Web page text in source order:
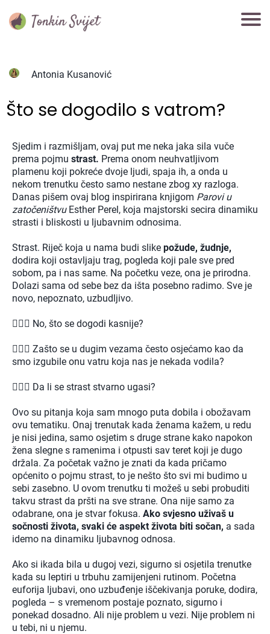
Antonia Kusanović
Što se dogodilo s vatrom?
Sjedim i razmišljam, ovaj put me neka jaka sila vuče
prema pojmu strast. Prema onom neuhvatljivom
plamenu koji pokreće dvoje ljudi, spaja ih, a onda u
nekom trenutku često samo nestane zbog xy razloga.
Danas pišem ovaj blog inspirirana knjigom Parovi u
zatočeništvuEsther Perel, koja majstorski secira dinamiku
strasti i bliskosti u ljubavnim odnosima.
Strast. Riječ koja u nama budi slike požude, žudnje,
dodira koji ostavljaju trag, pogleda koji pale sve pred
sobom, pa i nas same. Na početku veze, ona je prirodna.
Dolazi sama od sebe bez da išta posebno radimo. Sve je
novo, nepoznato, uzbudljivo.
🤷🏻‍♀️ No, što se dogodi kasnije?
🤷🏻‍♀️ Zašto se u dugim vezama često osjećamo kao da
smo izgubile onu vatru koja nas je nekada vodila?
🤷🏻‍♀️ Da li se strast stvarno ugasi?
Ovo su pitanja koja sam mnogo puta dobila i obožavam
ovu tematiku. Onaj trenutak kada ženama kažem, u redu
je nisi jedina, samo osjetim s druge strane kako napokon
žena slegne s ramenima i otpusti sav teret koji je dugo
držala. Za početak važno je znati da kada pričamo
općenito o pojmu strast, to je nešto što svi mi budimo u
sebi zasebno. U ovom trenutku ti možeš u sebi probuditi
takvu strast da pršti na sve strane. Ona nije samo za
odabrane, ona je stvar fokusa. Ako svjesno uživaš u
sočnosti života, svaki će aspekt života biti sočan, a sada
idemo na dinamiku ljubavnog odnosa.
Ako si ikada bila u dugoj vezi, sigurno si osjetila trenutke
kada su leptiri u trbuhu zamijenjeni rutinom. Početna
euforija ljubavi, ono uzbuđenje iščekivanja poruke, dodira,
pogleda – s vremenom postaje poznato, sigurno i
ponekad dosadno. Ali nije problem u vezi. Nije problem ni
u tebi, ni u njemu.